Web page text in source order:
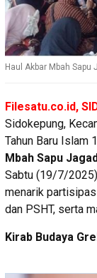
Haul Akbar Mbah Sapu
Filesatu.co.id,
Sidokepung,
Tahun Baru Islam
Mbah Sapu Jagad
Sabtu (19/7/
menarik
dan PSHT, serta
Kirab Budaya